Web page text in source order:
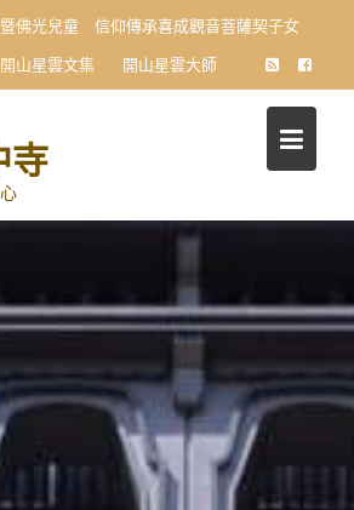
佛光兒童 信仰傳承喜成觀音菩薩契子女
開山星雲文集 開山星雲大師
寺